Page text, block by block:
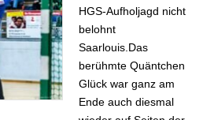
HGS-Aufholjagd nicht
belohnt
Saarlouis.Das
berühmte Quäntchen
Glück war ganz am
Ende auch diesmal